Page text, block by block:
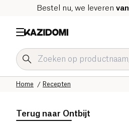
Bestel nu, we leveren
Recepten
Home
Terug naar Ontbijt